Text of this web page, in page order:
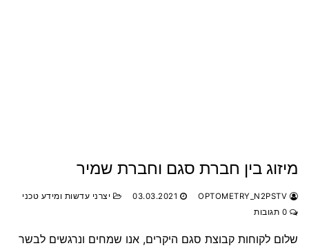
מיזוג בין חברת סגם וחברת שמיר
03.03.2021
יצרני עדשות ומידע טכני
שלום לקוחות קבוצת סגם היקרים, אנו שמחים ונרגשים לבשר